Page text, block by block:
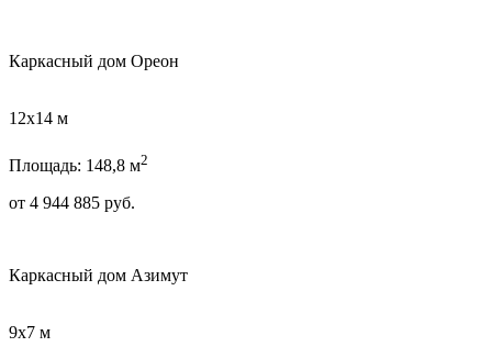
Каркасный дом Ореон
12х14 м
Площадь: 148,8 м2
от 4 944 885 руб.
Каркасный дом Азимут
9х7 м